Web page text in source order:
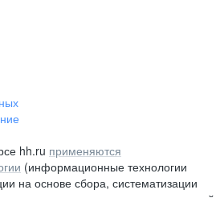
hh.ru применяются
(информационные технологии
на основе сбора, систематизации